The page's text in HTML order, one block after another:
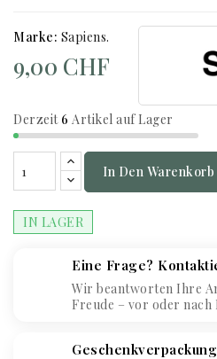
Marke: Sapiens.
Derzeit6 Artikel auf Lager
9,00 CHF
In Den Warenkorb
IN LAGER
Eine Frage?
Wir beantworten Ihre
Freude – vor oder